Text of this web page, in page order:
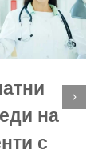
на
с